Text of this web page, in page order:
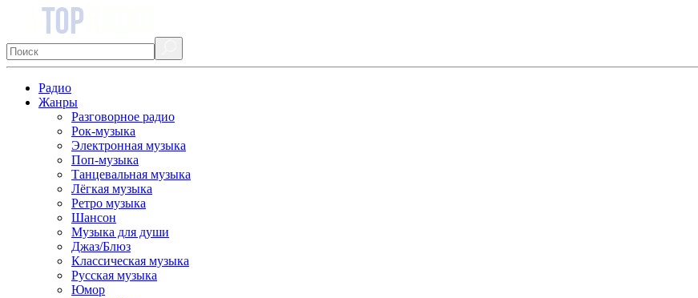
Радио
Жанры
Разговорное радио
Рок-музыка
Электронная музыка
Поп-музыка
Танцевальная музыка
Лёгкая музыка
Ретро музыка
Шансон
Музыка для души
Джаз/Блюз
Классическая музыка
Русская музыка
Юмор